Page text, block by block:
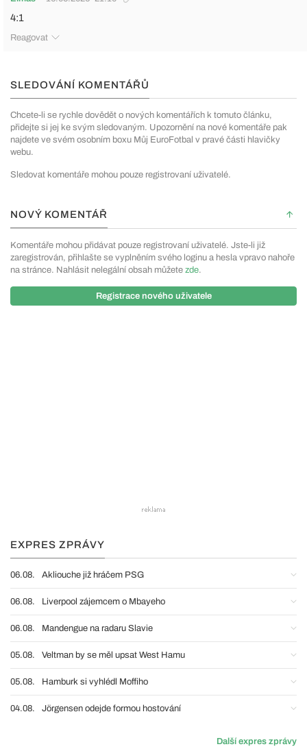
4:1
Reagovat
SLEDOVÁNÍ KOMENTÁŘŮ
Chcete-li se rychle dovědět o nových komentářích k tomuto článku,
přidejte si jej ke svým sledovaným. Upozornění na nové komentáře pak
najdete ve svém osobním boxu Můj EuroFotbal v pravé části hlavičky
webu.
Sledovat komentáře mohou pouze registrovaní uživatelé.
NOVÝ KOMENTÁŘ
Komentáře mohou přidávat pouze registrovaní uživatelé. Jste-li již
zaregistrován, přihlašte se vyplněním svého loginu a hesla vpravo nahoře
na stránce. Nahlásit nelegální obsah můžete zde.
Registrace nového uživatele
EXPRES ZPRÁVY
06.08. Akliouche již hráčem PSG
06.08. Liverpool zájemcem o Mbayeho
06.08. Mandengue na radaru Slavie
05.08. Veltman by se měl upsat West Hamu
05.08. Hamburk si vyhlédl Moffiho
04.08. Jörgensen odejde formou hostování
Další expres zprávy